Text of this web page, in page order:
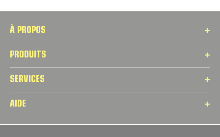
À PROPOS
PRODUITS
SERVICES
AIDE